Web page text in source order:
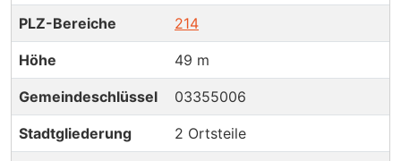
PLZ-Bereiche 214
Höhe 49 m
Gemeindeschlüssel 03355006
Stadtgliederung 2 Ortsteile